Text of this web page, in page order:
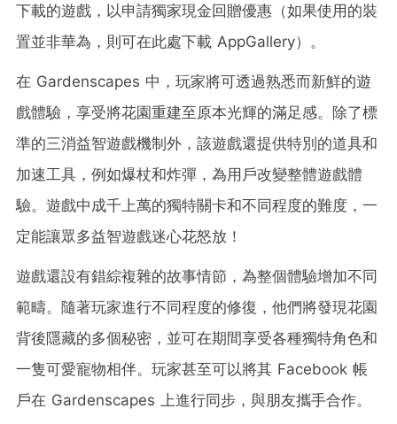
下載的遊戲，以申請獨家現金回贈優惠（如果使用的裝
置並非華為，則可在此處下載 AppGallery）。
在 Gardenscapes 中，玩家將可透過熟悉而新鮮的遊
戲體驗，享受將花園重建至原本光輝的滿足感。除了標
準的三消益智遊戲機制外，該遊戲還提供特別的道具和
加速工具，例如爆杖和炸彈，為用戶改變整體遊戲體
驗。遊戲中成千上萬的獨特關卡和不同程度的難度，一
定能讓眾多益智遊戲迷心花怒放！
遊戲還設有錯綜複雜的故事情節，為整個體驗增加不同
範疇。隨著玩家進行不同程度的修復，他們將發現花園
背後隱藏的多個秘密，並可在期間享受各種獨特角色和
一隻可愛寵物相伴。玩家甚至可以將其 Facebook 帳
戶在 Gardenscapes 上進行同步，與朋友攜手合作。